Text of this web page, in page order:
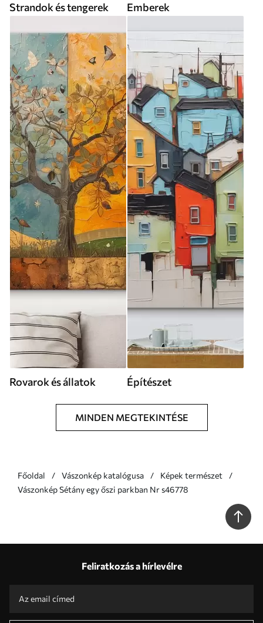
Strandok és tengerek Emberek
Rovarok és állatok Építészet
MINDEN MEGTEKINTÉSE
Főoldal Vászonkép katalógusa
Képek természet
Vászonkép Sétány egy őszi parkban Nr s46778
Feliratkozás a hírlevélre